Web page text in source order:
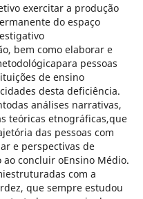
exercitar a produção
do espaço
bem como elaborar e
pessoas
de ensino
desta deficiência.
análises narrativas,
teóricas etnográficas,que
das pessoas com
e perspectivas de
concluir oEnsino Médio.
com a
que sempre estudou